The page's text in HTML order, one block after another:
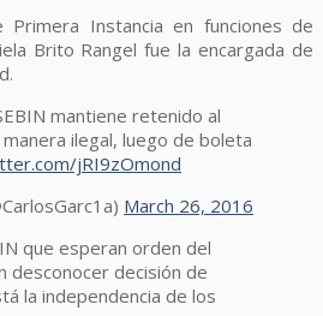
Primera Instancia en funciones de
Brito Rangel fue la encargada de
mantiene retenido al
ilegal, luego de boleta
jRI9zOmond
March 26, 2016
que esperan orden del
desconocer decisión de
la independencia de los